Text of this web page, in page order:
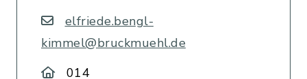
elfriede.bengl-
kimmel@bruckmuehl.de
014